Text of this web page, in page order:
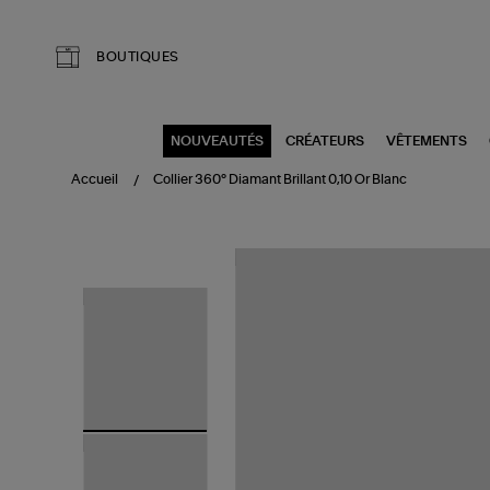
BOUTIQUES
NOUVEAUTÉS CRÉATEURS VÊTEMENTS
Accueil Collier 360° Diamant Brillant 0,10 Or Blanc